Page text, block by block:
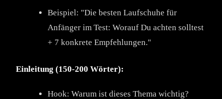
Beispiel: "Die besten Laufschuhe für
Anfänger im Test: Worauf Du achten solltest
+ 7 konkrete Empfehlungen."
Einleitung (150-200 Wörter):
Hook: Warum ist dieses Thema wichtig?